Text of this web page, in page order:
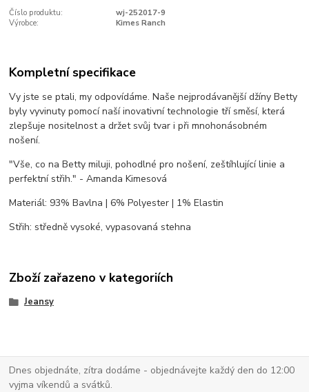
Číslo produktu:
wj-252017-9
Výrobce:
Kimes Ranch
Kompletní specifikace
Vy jste se ptali, my odpovídáme. Naše nejprodávanější džíny Betty
byly vyvinuty pomocí naší inovativní technologie tří směsí, která
zlepšuje nositelnost a držet svůj tvar i při mnohonásobném
nošení.
"Vše, co na Betty miluji, pohodlné pro nošení, zeštíhlující linie a
perfektní střih." - Amanda Kimesová
Materiál: 93% Bavlna | 6% Polyester | 1% Elastin
Střih: středně vysoké, vypasovaná stehna
Zboží zařazeno v kategoriích
Jeansy
Dnes objednáte, zítra dodáme - objednávejte každý den do 12:00
vyjma víkendů a svátků.